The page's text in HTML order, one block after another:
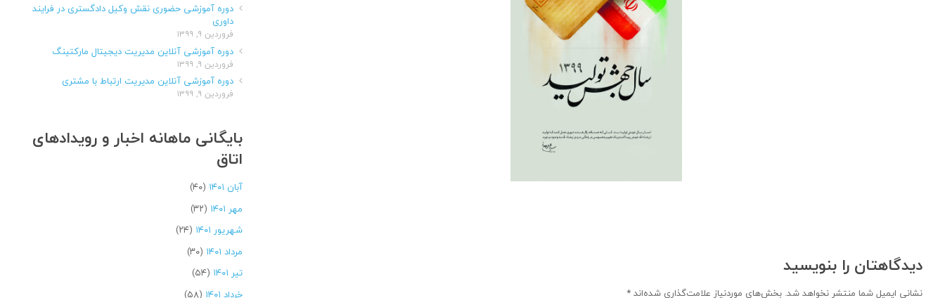
دیدگاهتان را بنویسید
نشانی ایمیل شما منتشر نخواهد شد. بخش‌های موردنیاز علامت‌گذاری شده‌اند*
دوره آموزشی حضوری نقش وکیل دادگستری در فرایند
داوری
فروردین ۹, ۱۳۹۹
دوره آموزشی آنلاین مدیریت دیجیتال مارکتینگ
فروردین ۹, ۱۳۹۹
دوره آموزشی آنلاین مدیریت ارتباط با مشتری
فروردین ۹, ۱۳۹۹
بایگانی ماهانه اخبار و رویدادهای
اتاق
آبان ۱۴۰۱
(۴۰)
مهر ۱۴۰۱
(۳۲)
شهریور ۱۴۰۱
(۲۴)
مرداد ۱۴۰۱
(۳۰)
تیر ۱۴۰۱
(۵۴)
خرداد ۱۴۰۱
(۵۸)